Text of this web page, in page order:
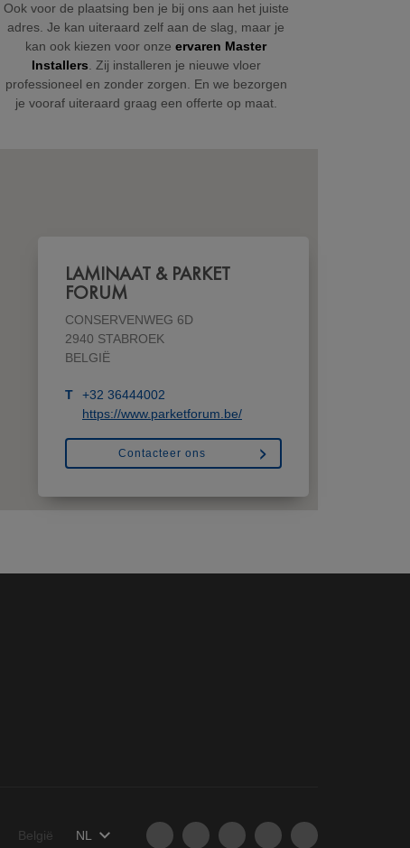
Ook voor de plaatsing ben je bij ons aan het juiste
adres. Je kan uiteraard zelf aan de slag, maar je
kan ook kiezen voor onzeervaren Master
Installers . Zij installeren je nieuwe vloer
professioneel en zonder zorgen. En we bezorgen
je vooraf uiteraard graag een offerte op maat.
LAMINAAT & PARKET
FORUM
CONSERVENWEG 6D
2940 STABROEK
BELGIË
T
+32 36444002
https://www.parketforum.be/
Contacteer ons
België NL